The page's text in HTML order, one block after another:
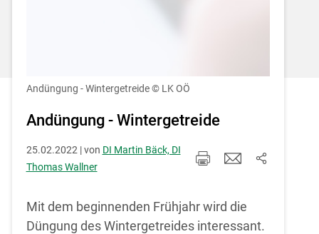
Einstellungen jederzeit einsehen und
korrigieren
Akzeptieren
Cookies Einstellungen
Andüngung - Wintergetreide © LK OÖ
Andüngung - Wintergetreide
25.02.2022 | von DI Martin Bäck, DI
Thomas Wallner
Mit dem beginnenden Frühjahr wird die
Düngung des Wintergetreides interessant.